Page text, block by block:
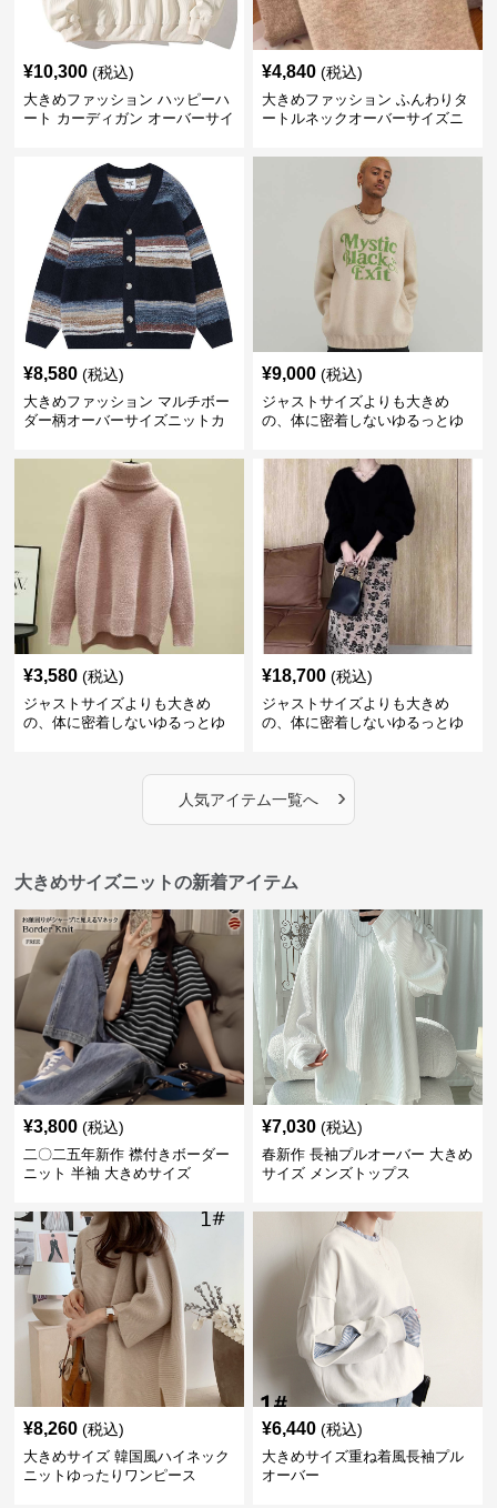
¥10,300 (税込)
大きめファッション ハッピーハ
ート カーディガン オーバーサイ
¥4,840 (税込)
大きめファッション ふんわりタ
ートルネックオーバーサイズニ
¥8,580 (税込)
大きめファッション マルチボー
ダー柄オーバーサイズニットカ
¥9,000 (税込)
ジャストサイズよりも大きめ
の、体に密着しないゆるっとゆ
ビッグシルエットロゴニット
¥3,580 (税込)
ジャストサイズよりも大きめ
の、体に密着しないゆるっとゆ
¥18,700 (税込)
ジャストサイズよりも大きめ
の、体に密着しないゆるっとゆ
りニット
人気アイテム一覧へ ›
大きめサイズニットの新着アイテム
¥3,800 (税込)
二〇二五年新作 襟付きボーダー
ニット 半袖 大きめサイズ
¥7,030 (税込)
春新作 長袖プルオーバー 大きめ
サイズ メンズトップス
¥8,260 (税込)
大きめサイズ 韓国風ハイネック
ニットゆったりワンピース
¥6,440 (税込)
大きめサイズ重ね着風長袖プル
オーバー